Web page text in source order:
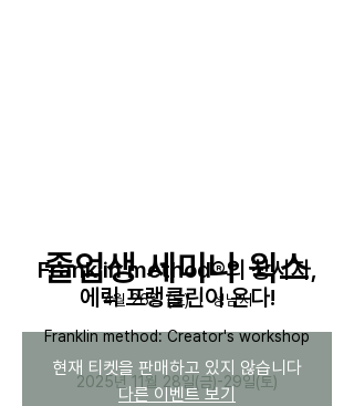
졸업생 세미나 윅스
4월 26일 (토)
  |
성남시
현재 티켓을 판매하고 있지 않습니다
다른 이벤트 보기
Franklin method®의 창시자,
에릭 프랭클린이 온다!
-
2025년 11월 28일(금)-29일(토)
Franklin method: Creator's workshop